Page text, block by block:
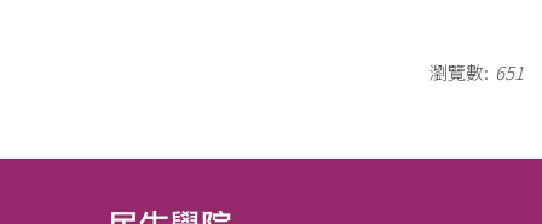
瀏覽數: 651